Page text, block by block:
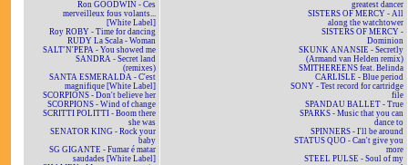
Ron GOODWIN - Ces
merveilleux fous volants...
[White Label]
Roy ROBY - Time for dancing
RUDY La Scala - Woman
SALT'N'PEPA - You showed me
SANDRA - Secret land
(remixes)
SANTA ESMERALDA - C'est
magnifique [White Label]
SCORPIONS - Don't believe her
SCORPIONS - Wind of change
SCRITTI POLITTI - Boom there
she was
SENATOR KING - Rock your
baby
SG GIGANTE - Fumar é matar
saudades [White Label]
greatest dancer
SISTERS OF MERCY - All
along the watchtower
SISTERS OF MERCY -
Dominion
SKUNK ANANSIE - Secretly
(Armand van Helden remix)
SMITHEREENS feat. Belinda
CARLISLE - Blue period
SONY - Test record for cartridge
file
SPANDAU BALLET - True
SPARKS - Music that you can
dance to
SPINNERS - I'll be around
STATUS QUO - Can't give you
more
STEEL PULSE - Soul of my